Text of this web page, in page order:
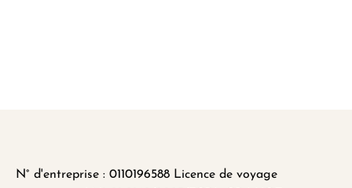
N° d'entreprise : 0110196588 Licence de voyage